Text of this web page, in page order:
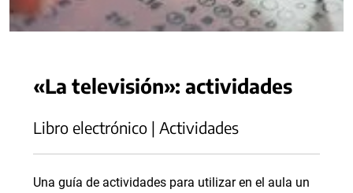
«La televisión»: actividades
Libro electrónico | Actividades
Una guía de actividades para utilizar en el aula un